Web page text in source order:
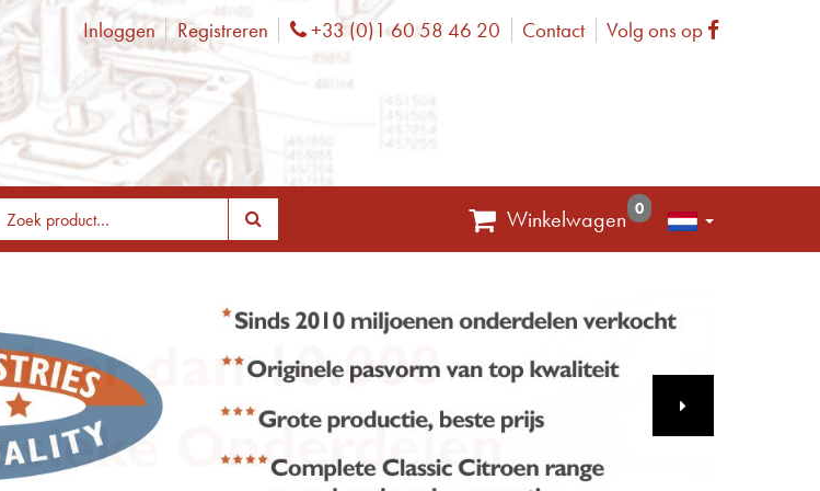
Inloggen Registreren Phone
+33 (0)1 60 58 46 20 Contact Volg ons op Facebook
Winkelwagen 0